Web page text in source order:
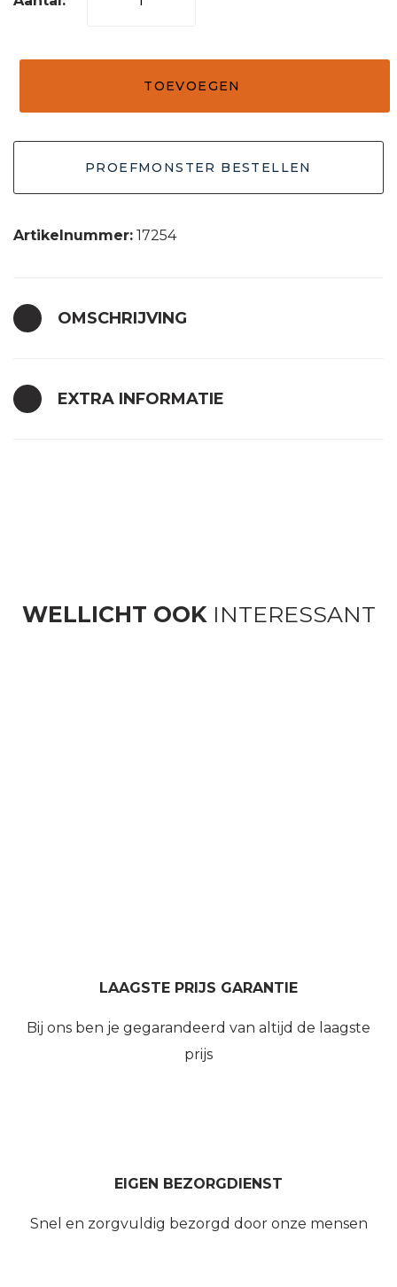
50
bruin
30x15
aantal
TOEVOEGEN
PROEFMONSTER BESTELLEN
Artikelnummer: 17254
OMSCHRIJVING
EXTRA INFORMATIE
WELLICHT OOKINTERESSANT
LAAGSTE PRIJS GARANTIE
Bij ons ben je gegarandeerd van altijd de laagste
prijs
EIGEN BEZORGDIENST
Snel en zorgvuldig bezorgd door onze mensen